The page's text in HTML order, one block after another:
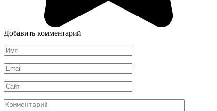
Добавить комментарий
Имя
*
Email
*
Сайт
Комментарий